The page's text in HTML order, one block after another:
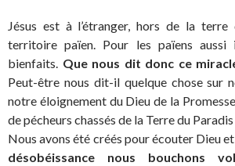
Jésus est à l’étranger, hors de la terre
territoire païen. Pour les païens aussi
bienfaits. Que nous dit donc ce
Peut-être nous dit-il quelque chose sur
notre éloignement du Dieu de la
de pécheurs chassés de la Terre du Paradis
Nous avons été créés pour écouter Dieu
désobéissance nous bouchons